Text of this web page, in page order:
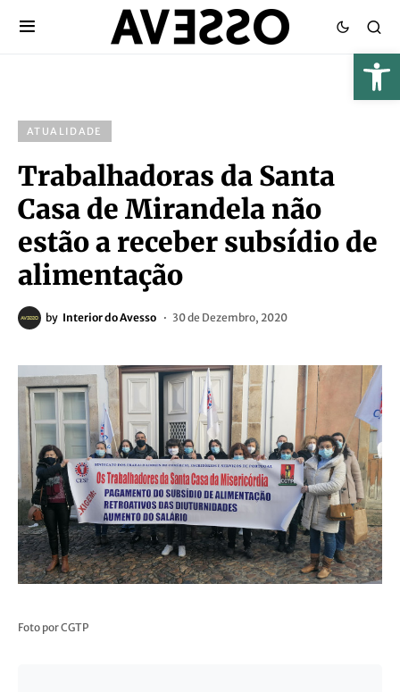
ATUALIDADE
Trabalhadoras da Santa
Casa de Mirandela não
estão a receber subsídio de
alimentação
by Interior do Avesso 30 de Dezembro, 2020
Foto por CGTP